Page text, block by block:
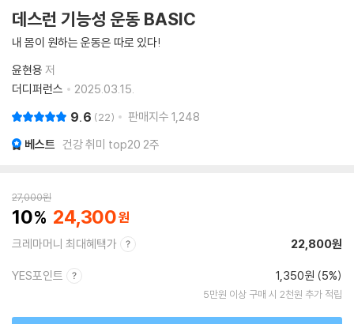
데스런 기능성 운동 BASIC
내 몸이 원하는 운동은 따로 있다!
윤현용 저
더디퍼런스
2025.03.15.
9.6 22 판매지수 1,248
베스트 건강 취미 top20 2주
27,000원
10 24,300
크레마머니 최대혜택가 22,800원
YES포인트 1,350원 (5%)
5만원 이상 구매 시 2천원 추가 적립